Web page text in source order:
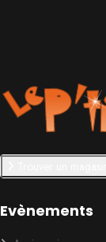
Evènements